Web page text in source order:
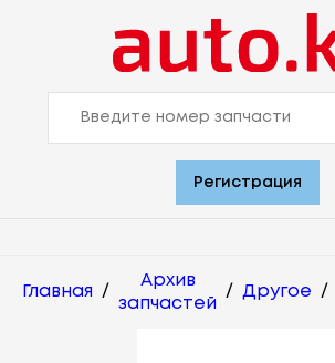
Регистрация
Главная /
Архив
запчастей
/ Другое /